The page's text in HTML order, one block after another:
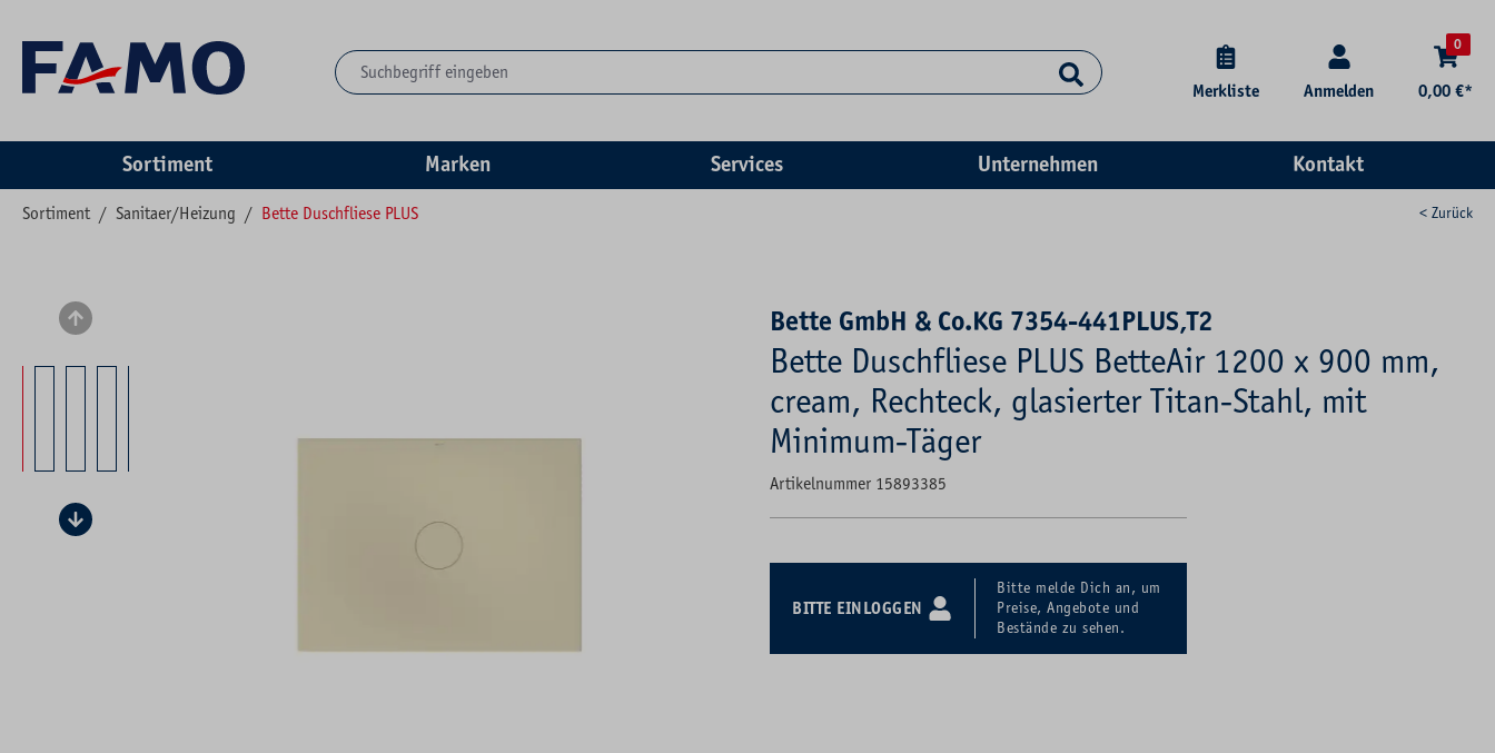
Merkliste Anmelden
0
0,00 €*
Sortiment Marken Services Unternehmen Kontakt
Sortiment / Sanitaer/Heizung / Bette Duschfliese PLUS < Zurück
Bildergalerie überspringen Bette GmbH & Co.KG 7354-441PLUS,T2
Bette Duschfliese PLUS BetteAir 1200 x 900 mm,
cream, Rechteck, glasierter Titan-Stahl, mit
Minimum-Täger
Artikelnummer 15893385
BITTE EINLOGGEN
Bitte melde Dich an, um
Preise, Angebote und
Bestände zu sehen.